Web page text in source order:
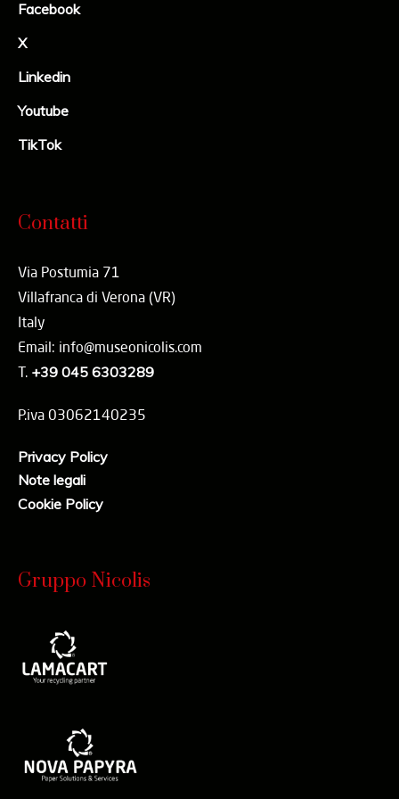
Belluno, Bussolengo, Caprino Veronese, Castelnuovo del
Garda, Cavaion Veronese, Costermano sul Garda, Ferrara di
Monte Baldo, Garda, Lazise, Malcesine, Peschiera del
Benaco, Sommacampagna, Sona, Valeggio sul Mincio.
GUARDA la conferenza stampa
Facebook
X
Linkedin
Youtube
TikTok
Contatti
Via Postumia 71
Villafranca di Verona (VR)
Italy
Email: info@museonicolis.com
T. +39 045 6303289
P.iva 03062140235
Privacy Policy
Note legali
Cookie Policy
Gruppo Nicolis